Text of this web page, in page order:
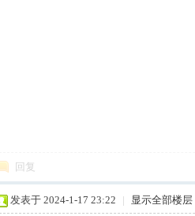
回复
发表于 2024-1-17 23:22 | 显示全部楼层